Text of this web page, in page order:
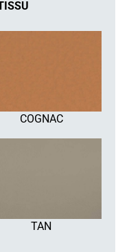
COGNAC
TAN